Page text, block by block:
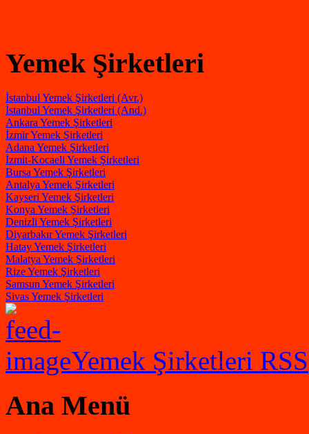
Yemek Şirketleri
İstanbul Yemek Şirketleri (Avr.)
İstanbul Yemek Şirketleri (And.)
Ankara Yemek Şirketleri
İzmir Yemek Şirketleri
Adana Yemek Şirketleri
İzmit-Kocaeli Yemek Şirketleri
Bursa Yemek Şirketleri
Antalya Yemek Şirketleri
Kayseri Yemek Şirketleri
Konya Yemek Şirketleri
Denizli Yemek Şirketleri
Diyarbakır Yemek Şirketleri
Hatay Yemek Şirketleri
Malatya Yemek Şirketleri
Rize Yemek Şirketleri
Samsun Yemek Şirketleri
Sivas Yemek Şirketleri
Yemek Şirketleri RSS
Ana Menü